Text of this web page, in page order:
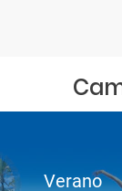
Verano